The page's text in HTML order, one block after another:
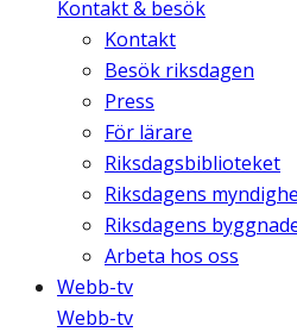
Kontakt & besök
Kontakt
Besök riksdagen
Press
För lärare
Riksdagsbiblioteket
Riksdagens
Riksdagens
Arbeta hos oss
Webb-tv
Webb-tv